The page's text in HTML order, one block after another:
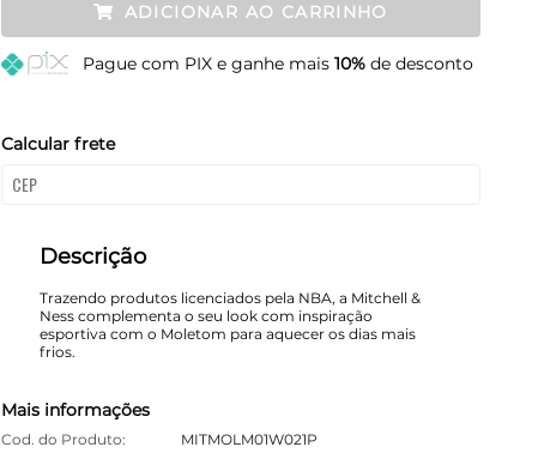
Restam mais de 6 itens
G Restam mais de 6 itens
ADICIONAR AO CARRINHO
Pague com PIX e ganhe mais 10%de desconto
Calcular frete
Descrição
Trazendo produtos licenciados pela NBA, a Mitchell &
Ness complementa o seu look com inspiração
esportiva com o Moletom para aquecer os dias mais
frios.
Mais informações
Cod. do Produto:
MITMOLM01W021P